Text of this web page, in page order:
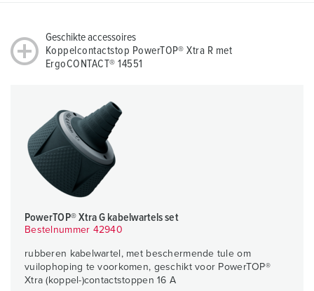
Geschikte accessoires
Koppelcontactstop PowerTOP® Xtra R met
ErgoCONTACT® 14551
PowerTOP® Xtra G kabelwartels set
Bestelnummer 42940
rubberen kabelwartel, met beschermende tule om
vuilophoping te voorkomen, geschikt voor PowerTOP®
Xtra (koppel-)contactstoppen 16 A